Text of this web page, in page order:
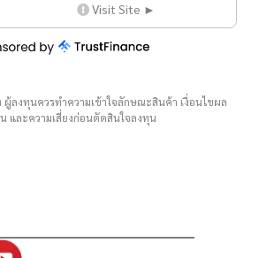
Visit Site ►
ผู้ลงทุนควรทำความเข้าใจลักษณะสินค้า เงื่อนไขผล
และความเสี่ยงก่อนตัดสินใจลงทุน